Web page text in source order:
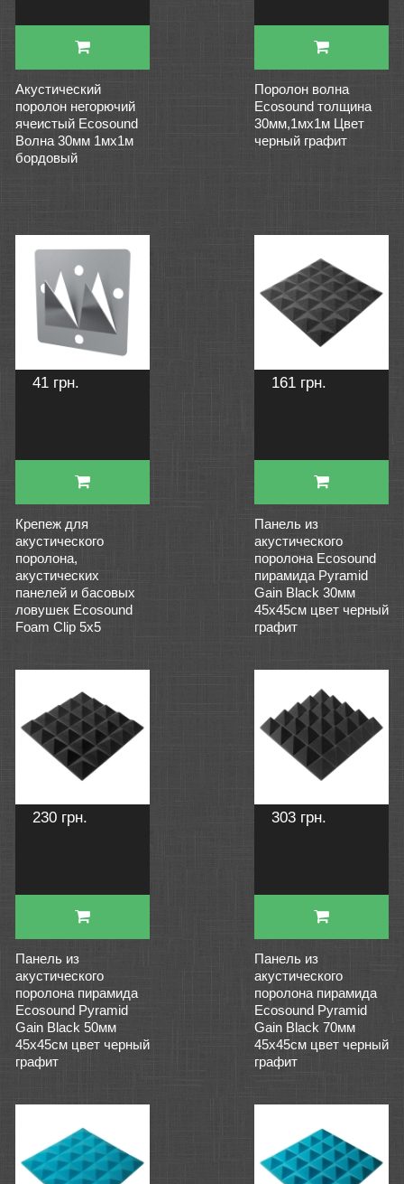
Акустический
поролон негорючий
ячеистый Ecosound
Волна 30мм 1мх1м
бордовый
Поролон волна
Ecosound толщина
30мм,1мх1м Цвет
черный графит
41 грн.
Крепеж для
акустического
поролона,
акустических
панелей и басовых
ловушек Ecosound
Foam Clip 5x5
161 грн.
Панель из
акустического
поролона Ecosound
пирамида Pyramid
Gain Black 30мм
45х45см цвет черный
графит
230 грн.
Панель из
акустического
поролона пирамида
Ecosound Pyramid
Gain Black 50мм
45х45см цвет черный
графит
303 грн.
Панель из
акустического
поролона пирамида
Ecosound Pyramid
Gain Black 70мм
45х45см цвет черный
графит